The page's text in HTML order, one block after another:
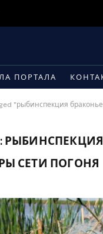
ПОРТАЛА
"рыбинспекция
РЫБИНСПЕКЦИЯ
СЕТИ ПОГОНЯ